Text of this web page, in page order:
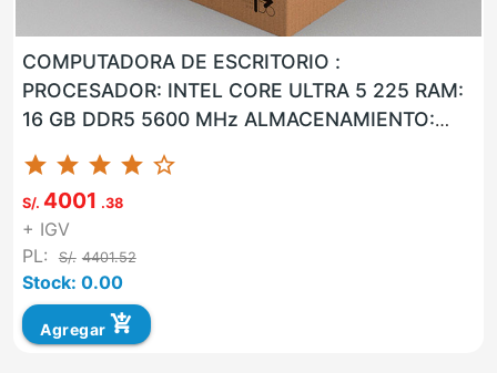
COMPUTADORA DE ESCRITORIO :
PROCESADOR: INTEL CORE ULTRA 5 225 RAM:
16 GB DDR5 5600 MHz ALMACENAMIENTO:
960 GB SSD LAN: SI WLAN: SI USB: SI VGA: NO
HD...
star star star star star_border
S/. 4001 .38
+ IGV
PL:
S/. 4401.52
Stock: 0.00
Agregar add_shopping_cart